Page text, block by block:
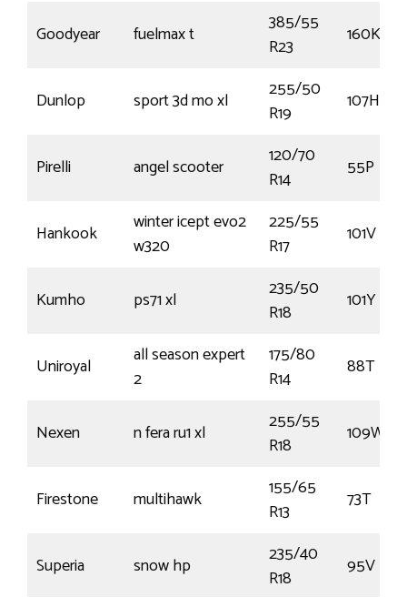
Goodyear fuelmax t
385/55
R23
160K
Dunlop sport 3d mo xl
255/50
R19
107H
Pirelli angel scooter
120/70
R14
55P
Hankook
winter icept evo2
w320
225/55
R17
101V
Kumho ps71 xl
235/50
R18
101Y
Uniroyal
all season expert
2
175/80
R14
88T
Nexen n fera ru1 xl
255/55
R18
109W
Firestone multihawk
155/65
R13
73T
Superia snow hp
235/40
R18
95V